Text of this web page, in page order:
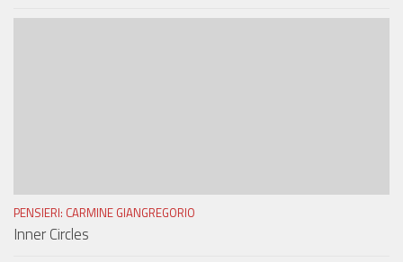
PENSIERI: CARMINE GIANGREGORIO
Inner Circles